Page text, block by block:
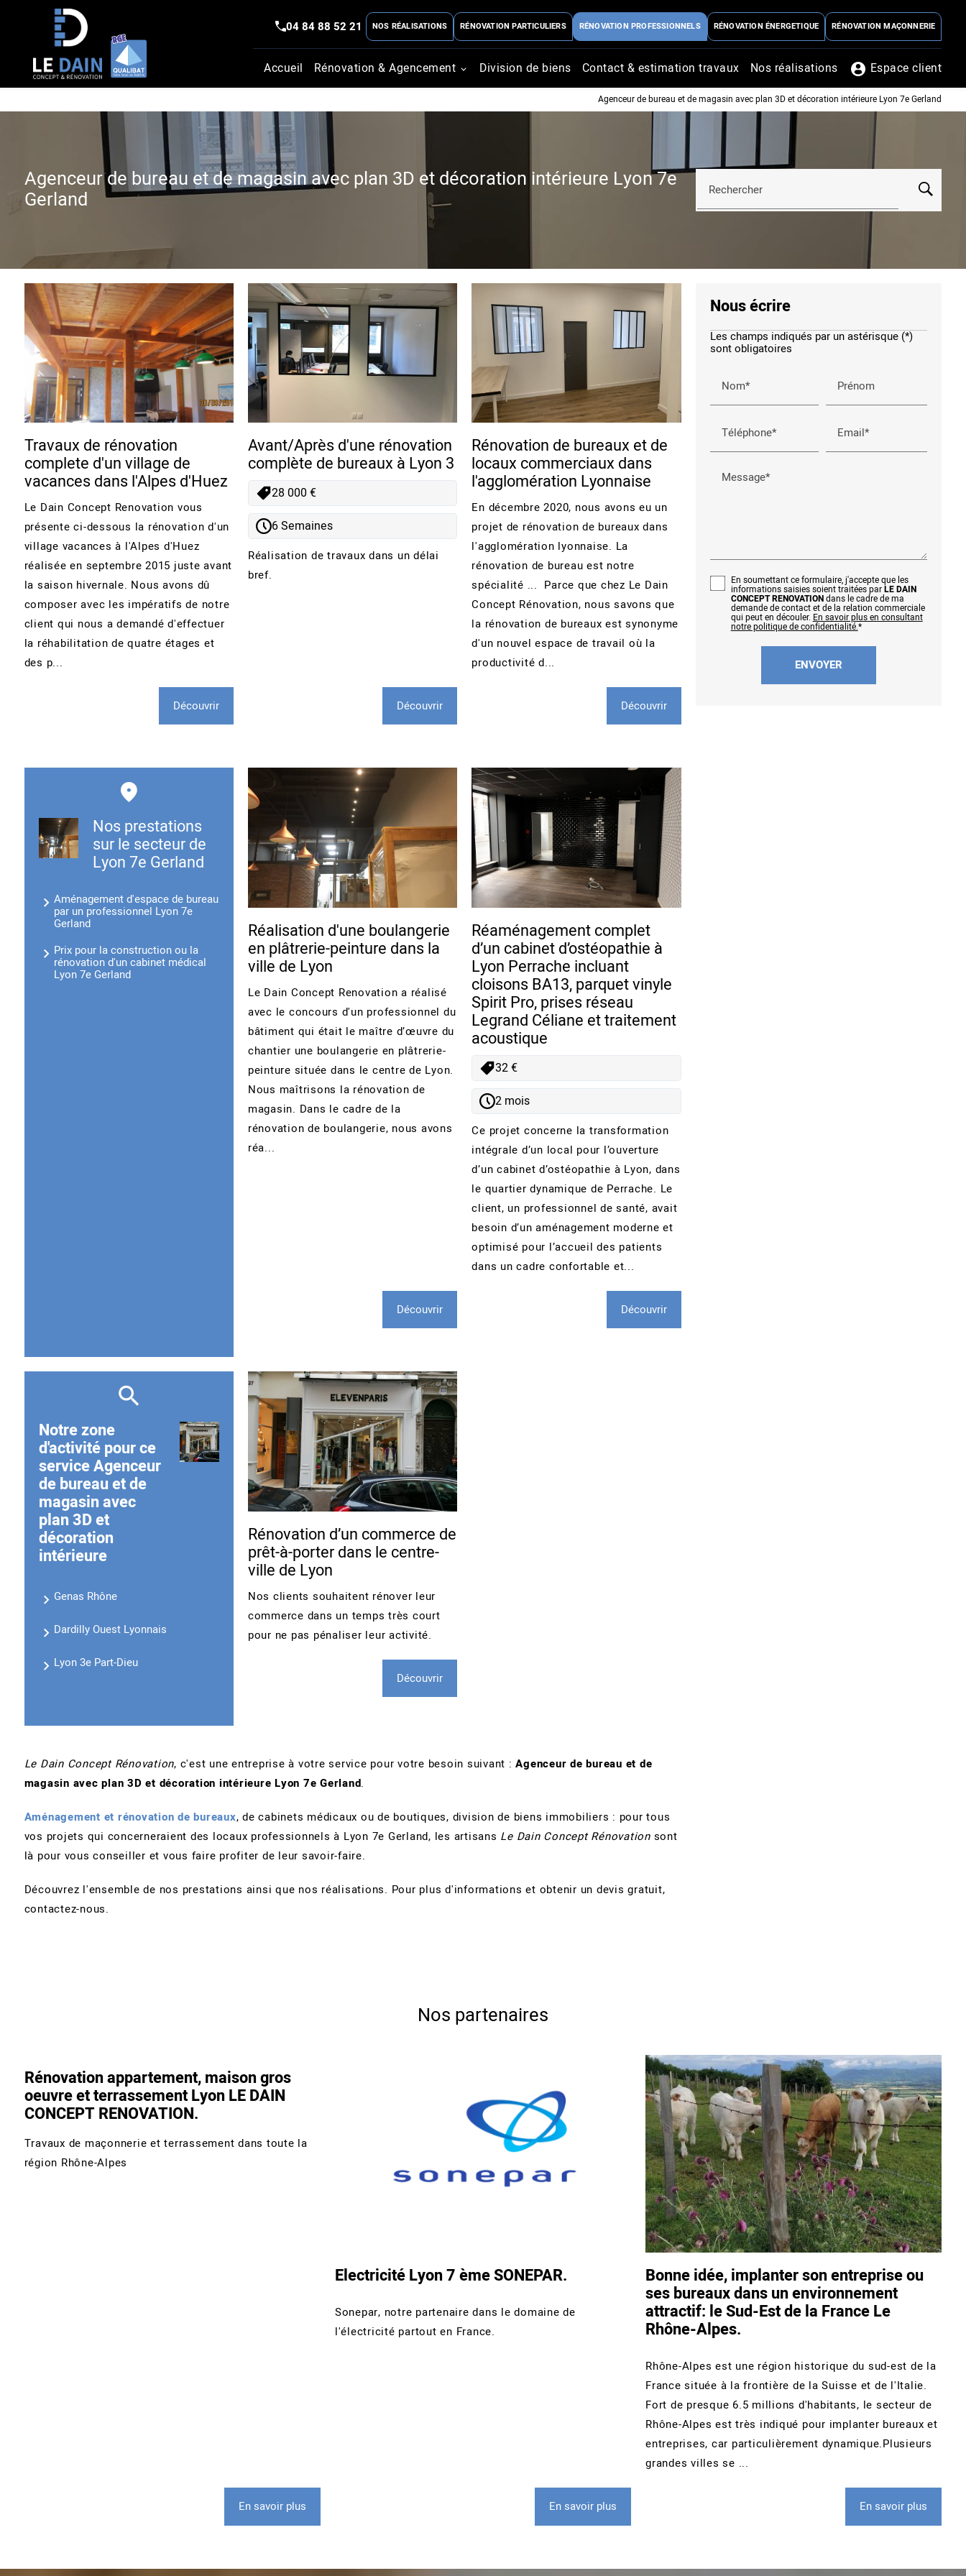
NOS RÉALISATIONS RÉNOVATION PARTICULIERS RÉNOVATION PROFESSIONNELS RÉNOVATION ÉNERGETIQUE RÉNOVATION MAÇONNERIE
04 84 88 52 21
Accueil Rénovation & Agencement Division de biens Contact & estimation travaux Nos réalisations Espace client
Agenceur de bureau et de magasin avec plan 3D et décoration intérieure Lyon 7e Gerland
Agenceur de bureau et de magasin avec plan 3D et décoration intérieure Lyon 7e
Gerland Rechercher
Travaux de rénovation
complete d'un village de
vacances dans l'Alpes d'Huez
Le Dain Concept Renovation vous
présente ci-dessous la rénovation d'un
village vacances à l'Alpes d'Huez
réalisée en septembre 2015 juste avant
la saison hivernale. Nous avons dû
composer avec les impératifs de notre
client qui nous a demandé d'effectuer
la réhabilitation de quatre étages et
des p...
Découvrir
Avant/Après d'une rénovation
complète de bureaux à Lyon 3
28 000 €
6 Semaines
Réalisation de travaux dans un délai
bref.
Découvrir
Rénovation de bureaux et de
locaux commerciaux dans
l'agglomération Lyonnaise
En décembre 2020, nous avons eu un
projet de rénovation de bureaux dans
l'agglomération lyonnaise. La
rénovation de bureau est notre
spécialité ... Parce que chez Le Dain
Concept Rénovation, nous savons que
la rénovation de bureaux est synonyme
d'un nouvel espace de travail où la
productivité d...
Découvrir
Nos prestations
sur le secteur de
Lyon 7e Gerland
Aménagement d'espace de bureau
par un professionnel Lyon 7e
Gerland
Prix pour la construction ou la
rénovation d'un cabinet médical
Lyon 7e Gerland
Réalisation d'une boulangerie
en plâtrerie-peinture dans la
ville de Lyon
Le Dain Concept Renovation a réalisé
avec le concours d'un professionnel du
bâtiment qui était le maître d’œuvre du
chantier une boulangerie en plâtrerie-
peinture située dans le centre de Lyon.
Nous maîtrisons la rénovation de
magasin. Dans le cadre de la
rénovation de boulangerie, nous avons
réa...
Découvrir
Réaménagement complet
d’un cabinet d’ostéopathie à
Lyon Perrache incluant
cloisons BA13, parquet vinyle
Spirit Pro, prises réseau
Legrand Céliane et traitement
acoustique
32 €
2 mois
Ce projet concerne la transformation
intégrale d’un local pour l’ouverture
d’un cabinet d’ostéopathie à Lyon, dans
le quartier dynamique de Perrache. Le
client, un professionnel de santé, avait
besoin d’un aménagement moderne et
optimisé pour l’accueil des patients
dans un cadre confortable et...
Découvrir
Notre zone
d'activité pour ce
service Agenceur
de bureau et de
magasin avec
plan 3D et
décoration
intérieure
Genas Rhône
Dardilly Ouest Lyonnais
Lyon 3e Part-Dieu
Rénovation d’un commerce de
prêt-à-porter dans le centre-
ville de Lyon
Nos clients souhaitent rénover leur
commerce dans un temps très court
pour ne pas pénaliser leur activité.
Découvrir
Le Dain Concept Rénovation, c'est une entreprise à votre service pour votre besoin suivant :Agenceur de bureau et de
magasin avec plan 3D et décoration intérieure Lyon 7e Gerland.
Aménagement et rénovation de bureaux, de cabinets médicaux ou de boutiques, division de biens immobiliers : pour tous
vos projets qui concerneraient des locaux professionnels à Lyon 7e Gerland, les artisans Le Dain Concept Rénovationsont
là pour vous conseiller et vous faire profiter de leur savoir-faire.
Découvrez l'ensemble de nos prestations ainsi que nos réalisations. Pour plus d'informations et obtenir un devis gratuit,
contactez-nous.
Nous écrire
Les champs indiqués par un astérisque (*)
sont obligatoires
Nom* Prénom
Téléphone* Email*
Message*
En soumettant ce formulaire, j'accepte que les
informations saisies soient traitées parLE DAIN
CONCEPT RENOVATIONdans le cadre de ma
demande de contact et de la relation commerciale
qui peut en découler. En savoir plus en consultant
notre politique de confidentialité.*
Nos partenaires
Rénovation appartement, maison gros
oeuvre et terrassement Lyon LE DAIN
CONCEPT RENOVATION.
Travaux de maçonnerie et terrassement dans toute la
région Rhône-Alpes
En savoir plus
Electricité Lyon 7 ème SONEPAR.
Sonepar, notre partenaire dans le domaine de
l'électricité partout en France.
En savoir plus
Bonne idée, implanter son entreprise ou
ses bureaux dans un environnement
attractif: le Sud-Est de la France Le
Rhône-Alpes.
Rhône-Alpes est une région historique du sud-est de la
France située à la frontière de la Suisse et de l'Italie.
Fort de presque 6.5 millions d'habitants, le secteur de
Rhône-Alpes est très indiqué pour implanter bureaux et
entreprises, car particulièrement dynamique.Plusieurs
grandes villes se ...
En savoir plus
Panneau de gestion des cookies